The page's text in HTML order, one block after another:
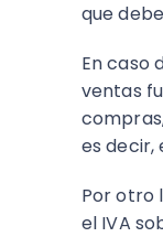
que
En caso
ventas
es decir,
Por otro
el IVA